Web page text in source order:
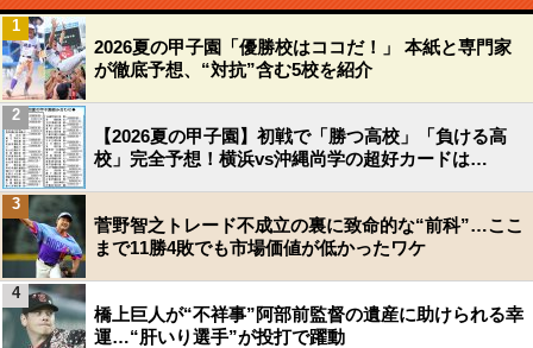
2026夏の甲子園「優勝校はココだ！」 本紙と専門家
が徹底予想、“対抗”含む5校を紹介
1
【2026夏の甲子園】初戦で「勝つ高校」「負ける高
校」完全予想！横浜vs沖縄尚学の超好カードは…
2
菅野智之トレード不成立の裏に致命的な“前科”…ここ
まで11勝4敗でも市場価値が低かったワケ
3
橋上巨人が“不祥事”阿部前監督の遺産に助けられる幸
運…“肝いり選手”が投打で躍動
4